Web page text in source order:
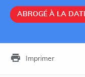
ABROGÉ À LA
Imprimer